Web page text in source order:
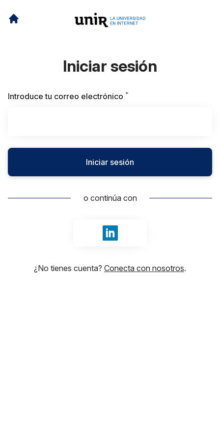
Iniciar sesión
Introduce tu correo electrónico *
Iniciar sesión
o continúa con
Iniciar sesión con LinkedIn
¿No tienes cuenta? Conecta con nosotros.